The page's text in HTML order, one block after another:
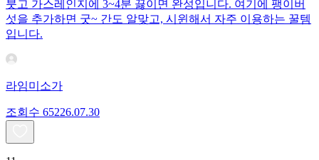
붓고 가스레인지에 3~4분 끓이면 완성입니다. 여기에 팽이버
섯을 추가하면 굿~ 간도 알맞고, 시윈해서 자주 이용하는 꿀템
입니다.
라임미소가
조회수 65226.07.30